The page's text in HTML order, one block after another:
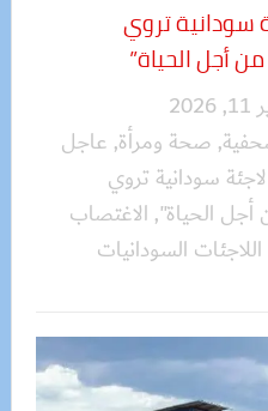
سودانية تروي
أجل الحياة”
, صحة ومرأة, عاجل
سودانية تروي
أجل الحياة", الاغتصاب
السودانيات